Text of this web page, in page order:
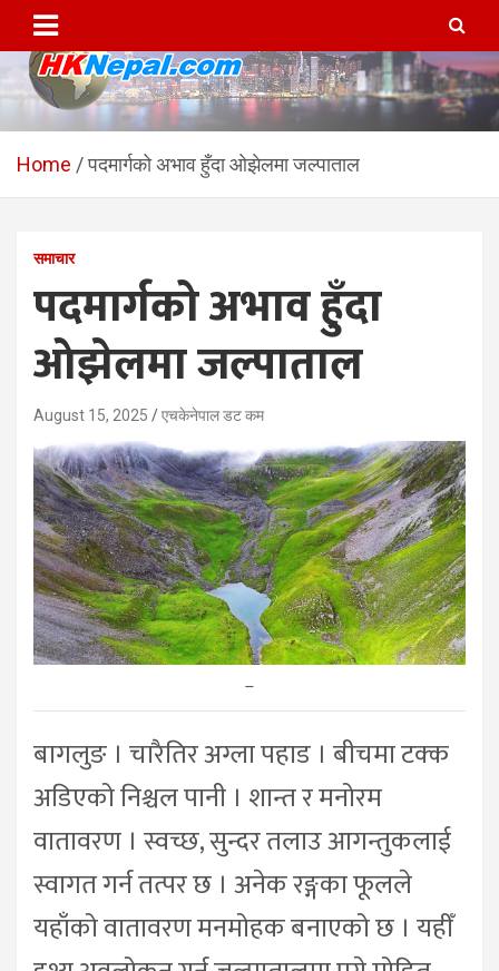
content
HKNepal.com – हङकङबाट
सञ्चालित पहिलो नेपाली अनलाईन
hknepal, hknepal.com, hk nepal, hk nepal com
Home पदमार्गको अभाव हुँदा ओझेलमा जल्पाताल
समाचार
पदमार्गको अभाव हुँदा
ओझेलमा जल्पाताल
August 15, 2025 एचकेनेपाल डट कम
–
बागलुङ । चारैतिर अग्ला पहाड । बीचमा टक्क
अडिएको निश्चल पानी । शान्त र मनोरम
वातावरण । स्वच्छ, सुन्दर तलाउ आगन्तुकलाई
स्वागत गर्न तत्पर छ । अनेक रङ्गका फूलले
यहाँको वातावरण मनमोहक बनाएको छ । यहीँ